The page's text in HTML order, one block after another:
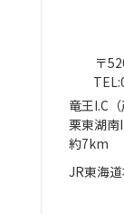
〒
TEL:
竜王I.C（
栗東湖南
約7km
JR東海道